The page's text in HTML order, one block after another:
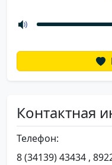
Контактная
Телефон:
8 (34139) 43434 ,